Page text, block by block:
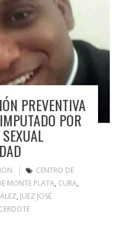
PREVENTIVA
POR
CENTRO DE
MONTE PLATA, CURA,
, JUEZ JOSÉ